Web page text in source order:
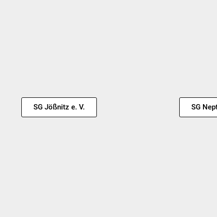
SG Jößnitz e. V. SG